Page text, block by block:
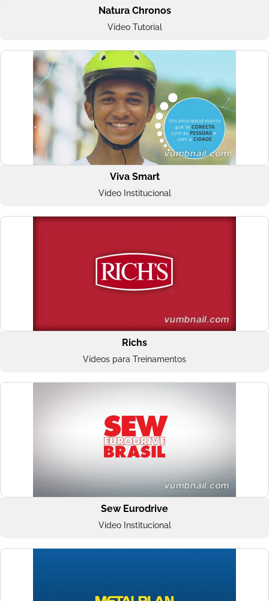
Natura Chronos
Vídeo Tutorial
Viva Smart
Vídeo Institucional
Richs
Vídeos para Treinamentos
Sew Eurodrive
Vídeo Institucional